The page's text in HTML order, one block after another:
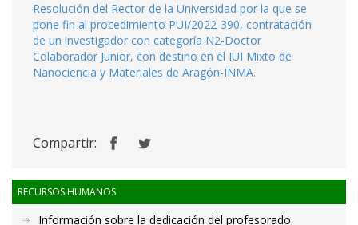
Resolución del Rector de la Universidad por la que se
pone fin al procedimiento PUI/2022-390, contratación
de un investigador con categoría N2-Doctor
Colaborador Junior, con destino en el IUI Mixto de
Nanociencia y Materiales de Aragón-INMA.
Compartir:
RECURSOS HUMANOS
Información sobre la dedicación del profesorado